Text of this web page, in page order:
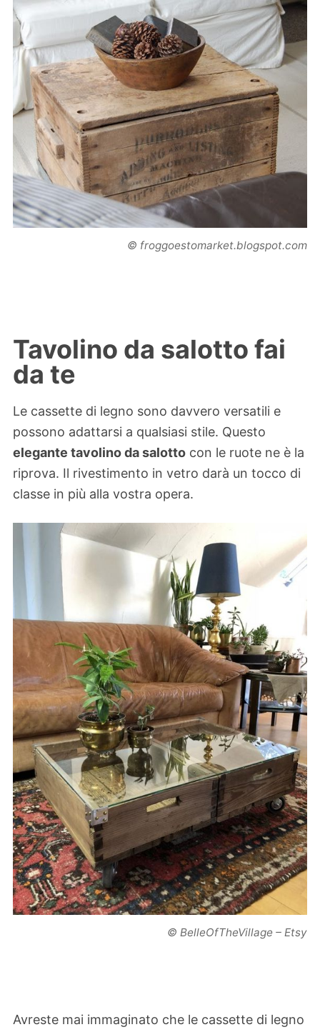
© froggoestomarket.blogspot.com
Tavolino da salotto fai
da te
Le cassette di legno sono davvero versatili e
possono adattarsi a qualsiasi stile. Questo
elegante tavolino da salotto con le ruote ne è la
riprova. Il rivestimento in vetro darà un tocco di
classe in più alla vostra opera.
© BelleOfTheVillage – Etsy
Avreste mai immaginato che le cassette di legno